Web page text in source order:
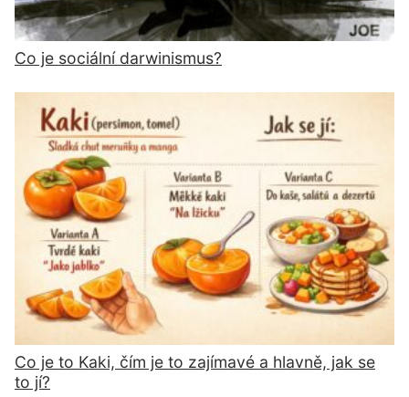
Co je sociální darwinismus?
Co je to Kaki, čím je to zajímavé a hlavně, jak se
to jí?